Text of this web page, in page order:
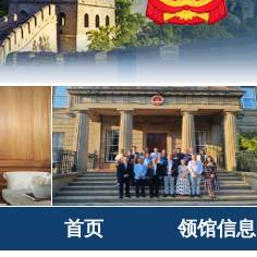
首页 领馆信息